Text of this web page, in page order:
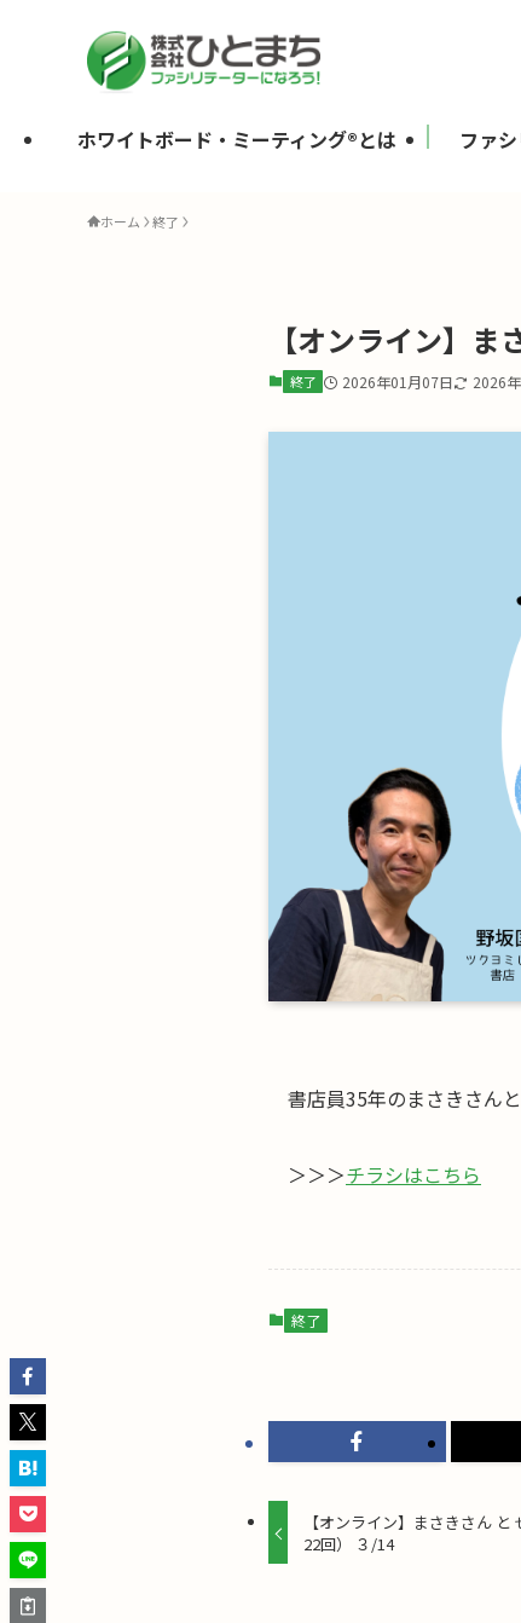
ホワイトボード・ミーティング®とは ファ
ホーム 終了
【オンライン】
終了 2026年01月07日 2026
書店員35年のまさきさんと
＞＞＞チラシはこちら
終了
【オンライン】まさきさん
22回） ３/14